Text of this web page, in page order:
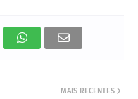
MAIS RECENTES